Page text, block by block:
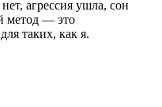
агрессия ушла, сон
метод — это
таких, как я.